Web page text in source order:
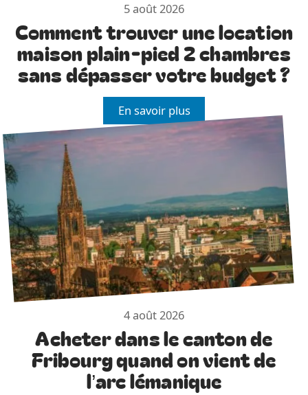
5 août 2026
Comment trouver une location
maison plain-pied 2 chambres
sans dépasser votre budget ?
En savoir plus
4 août 2026
Acheter dans le canton de
Fribourg quand on vient de
l’arc lémanique